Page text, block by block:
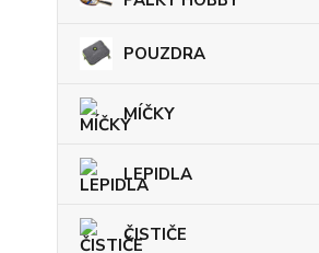
POUZDRA
MÍČKY
LEPIDLA
ČISTIČE